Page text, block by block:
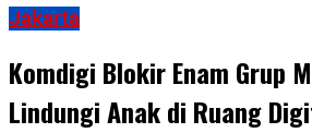
Jakarta
Komdigi Blokir Enam Grup
Lindungi Anak di Ruang